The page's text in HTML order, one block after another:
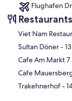
Flughafen
Restaurants